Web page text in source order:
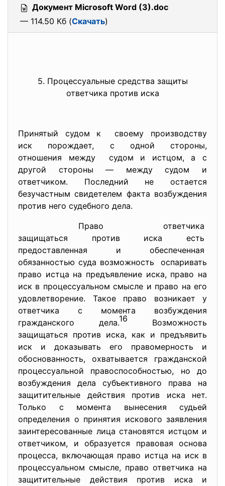
Документ Microsoft Word (3).doc
— 114.50 Кб (Скачать)
5. Процессуальные средства защиты
ответчика против иска
Принятый судом к своему производству
иск порождает, с одной стороны,
отношения между судом и истцом, а с
другой стороны — между судом и
ответчиком. Последний не остается
безучастным свидетелем факта возбуждения
против него судебного дела.
Право ответчика
защищаться против иска есть
предоставленная и обеспеченная
обязанностью суда возможность оспаривать
право истца на предъявление иска, право на
иск в процессуальном смысле и право на его
удовлетворение. Такое право возникает у
ответчика с момента возбуждения
гражданского дела.16 Возможность
защищаться против иска, как и предъявить
иск и доказывать его правомерность и
обоснованность, охватывается гражданской
процессуальной правоспособностью, но до
возбуждения дела субъективного права на
защитительные действия против иска нет.
Только с момента вынесения судьей
определения о принятия искового заявления
заинтересованные лица становятся истцом и
ответчиком, и образуется правовая основа
процесса, включающая право истца на иск в
процессуальном смысле, право ответчика на
защитительные действия против иска и